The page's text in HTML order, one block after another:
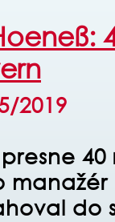
2019
do